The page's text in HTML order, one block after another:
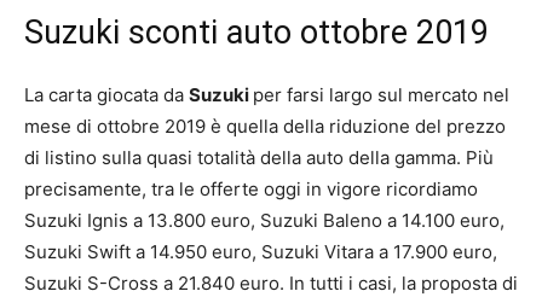
Suzuki sconti auto ottobre 2019
La carta giocata da Suzuki per farsi largo sul mercato nel
mese di ottobre 2019 è quella della riduzione del prezzo
di listino sulla quasi totalità della auto della gamma. Più
precisamente, tra le offerte oggi in vigore ricordiamo
Suzuki Ignis a 13.800 euro, Suzuki Baleno a 14.100 euro,
Suzuki Swift a 14.950 euro, Suzuki Vitara a 17.900 euro,
Suzuki S-Cross a 21.840 euro. In tutti i casi, la proposta di